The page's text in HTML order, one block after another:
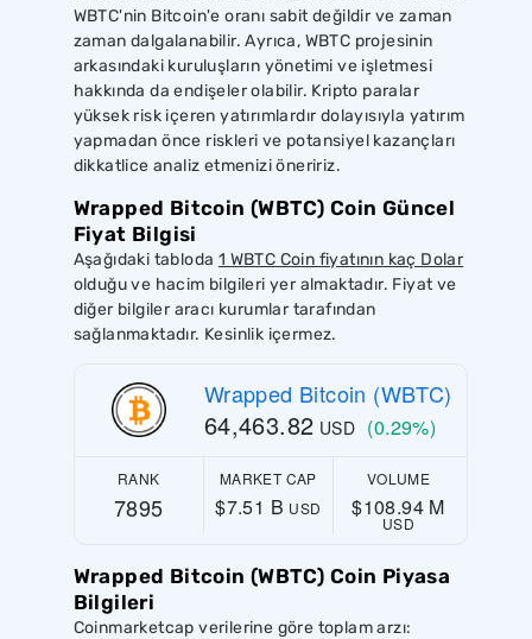
WBTC'nin Bitcoin'e oranı sabit değildir ve zaman
zaman dalgalanabilir. Ayrıca, WBTC projesinin
arkasındaki kuruluşların yönetimi ve işletmesi
hakkında da endişeler olabilir. Kripto paralar
yüksek risk içeren yatırımlardır dolayısıyla yatırım
yapmadan önce riskleri ve potansiyel kazançları
dikkatlice analiz etmenizi öneririz.
Wrapped Bitcoin (WBTC) Coin Güncel
Fiyat Bilgisi
Aşağıdaki tabloda 1 WBTC Coin fiyatının kaç Dolar
olduğu ve hacim bilgileri yer almaktadır. Fiyat ve
diğer bilgiler aracı kurumlar tarafından
sağlanmaktadır. Kesinlik içermez.
Wrapped Bitcoin (WBTC)
64,463.82 USD (0.29%)
RANK
7895
MARKET CAP
$7.51 B USD
VOLUME
$108.94 M
USD
Wrapped Bitcoin (WBTC) Coin Piyasa
Bilgileri
Coinmarketcap verilerine göre toplam arzı: